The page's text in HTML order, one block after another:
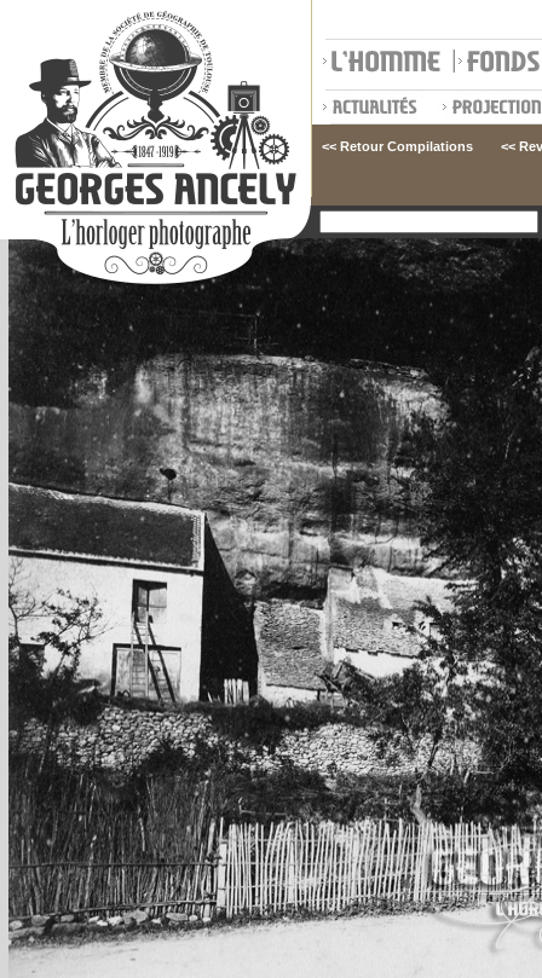
<< Retour Compilations <<